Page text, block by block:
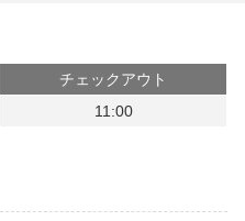
チェックアウト
11:00